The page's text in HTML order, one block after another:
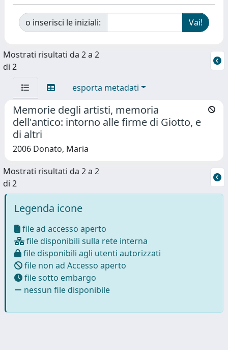
o inserisci le iniziali:
Mostrati risultati da 2 a 2
di 2
esporta metadati
Memorie degli artisti, memoria
dell'antico: intorno alle firme di Giotto, e
di altri
2006 Donato, Maria
Mostrati risultati da 2 a 2
di 2
Legenda icone
file ad accesso aperto
file disponibili sulla rete interna
file disponibili agli utenti autorizzati
file non ad Accesso aperto
file sotto embargo
nessun file disponibile